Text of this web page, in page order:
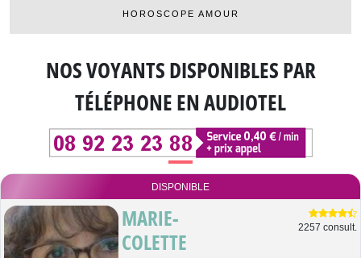
HOROSCOPE AMOUR
NOS VOYANTS DISPONIBLESPAR
TÉLÉPHONE EN AUDIOTEL
DISPONIBLE
MARIE-
COLETTE
2257 consult.